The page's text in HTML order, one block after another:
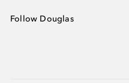
Follow Douglas